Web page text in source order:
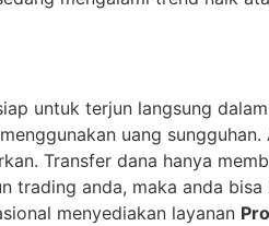
untuk terjun langsung
uang
Transfer dana hanya
trading anda, maka anda
menyediakan layanan